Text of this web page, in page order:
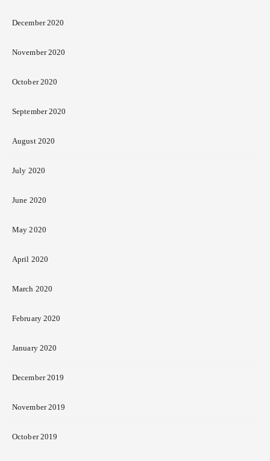
December 2020
November 2020
October 2020
September 2020
August 2020
July 2020
June 2020
May 2020
April 2020
March 2020
February 2020
January 2020
December 2019
November 2019
October 2019